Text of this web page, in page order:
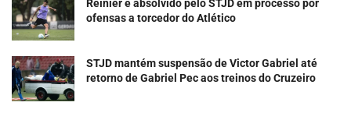
Reinier é absolvido pelo STJD em processo por
ofensas a torcedor do Atlético
STJD mantém suspensão de Victor Gabriel até
retorno de Gabriel Pec aos treinos do Cruzeiro